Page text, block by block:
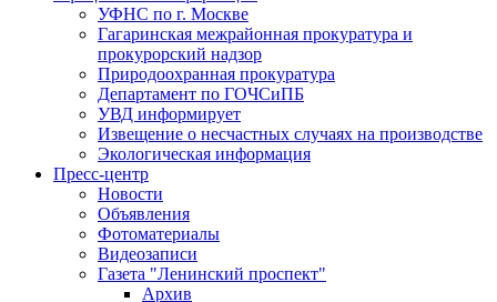
УФНС по г. Москве
Гагаринская межрайонная прокуратура и
прокурорский надзор
Природоохранная прокуратура
Департамент по ГОЧСиПБ
УВД информирует
Извещение о несчастных случаях на производстве
Экологическая информация
Пресс-центр
Новости
Объявления
Фотоматериалы
Видеозаписи
Газета "Ленинский проспект"
Архив